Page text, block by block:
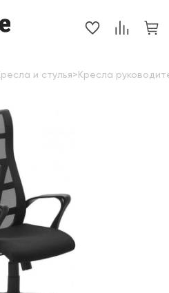
и стулья> Кресла